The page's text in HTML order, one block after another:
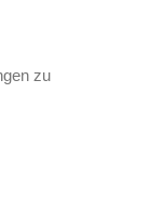
zu